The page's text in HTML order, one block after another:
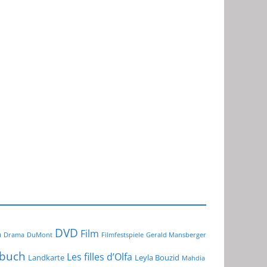
Drama DuMont DVD Film Filmfestspiele Gerald Mansberger
Landkarte Les filles d’Olfa Leyla Bouzid Mahdia